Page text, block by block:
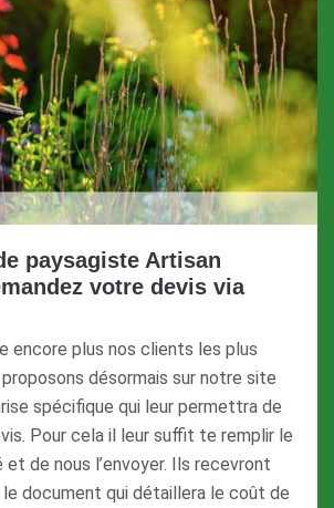
paysagiste Artisan
votre devis via
encore plus nos clients les plus
désormais sur notre site
spécifique qui leur permettra de
Pour cela il leur suffit te remplir le
et de nous l’envoyer. Ils recevront
le document qui détaillera le coût de